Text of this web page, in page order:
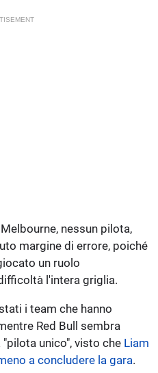
nessun pilota,
margine di errore, poiché
un ruolo
l'intera griglia.
i team che hanno
Red Bull sembra
unico", visto che Liam
a concludere la gara.